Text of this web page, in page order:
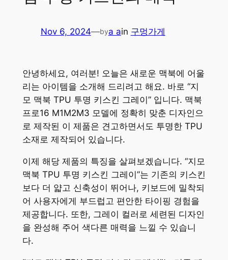
Nov 6, 2024—bya ain 구멍가게
안녕하세요, 여러분! 오늘은 새로운 맥북에 어울
리는 아이템을 소개해 드리려고 해요. 바로 “지
모 맥북 TPU 투명 키스킨 그레이” 입니다. 맥북
프로16 M1M2M3 모델에 정확히 맞춘 디자인으
로 제작된 이 제품은 견고하면서도 투명한 TPU
소재로 제작되어 있습니다.
이제 해당 제품의 특징을 살펴보겠습니다. “지모
맥북 TPU 투명 키스킨 그레이”는 기존의 키스킨
보다 더 얇고 신축성이 뛰어나, 키보드에 밀착되
어 사용자에게 부드럽고 편안한 타이핑 경험을
제공합니다. 또한, 그레이 컬러로 세련된 디자인
을 완성해 주어 색다른 매력을 느낄 수 있습니
다.